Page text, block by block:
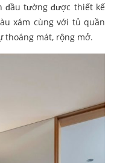
đầu tường được thiết kế
xám cùng với tủ quần
thoáng mát, rộng mở.